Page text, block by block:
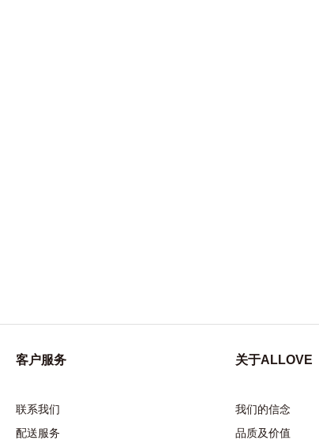
客户服务
联系我们
配送服务
关于ALLOVE
我们的信念
品质及价值